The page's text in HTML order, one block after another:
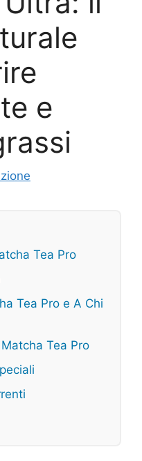
e
Tea Pro
Tea Pro e A Chi
Tea Pro